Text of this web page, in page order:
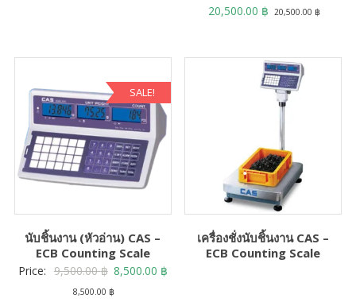
price
20,500.00 ฿ Current
20,500.00 ฿.
20,500.00 ฿
SALE!
นับชิ้นงาน (หัวอ่าน) CAS –
ECB Counting Scale
Price: 9,500.00฿ Original
price
8,500.00 ฿Current
8,500.00 ฿
เครื่องชั่งนับชิ้นงาน CAS –
ECB Counting Scale